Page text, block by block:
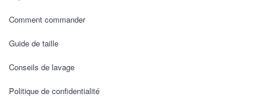
Comment commander
Guide de taille
Conseils de lavage
Politique de confidentialité